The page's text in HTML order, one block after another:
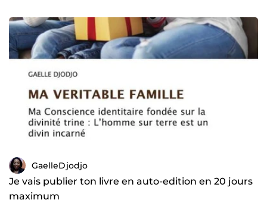
GaelleDjodjo
Je vais publier ton livre en auto-edition en 20 jours
maximum